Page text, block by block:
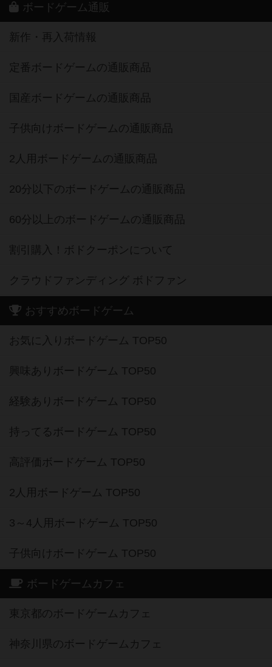
ボードゲーム通販
新作・再入荷情報
定番ボードゲームの通販商品
国産ボードゲームの通販商品
子供向けボードゲームの通販商品
2人用ボードゲームの通販商品
20分以下のボードゲームの通販商品
60分以上のボードゲームの通販商品
割引購入！ボドクーポンについて
クラウドファンディング ボドファン
おすすめボードゲーム
お気に入りボードゲーム TOP50
興味ありボードゲーム TOP50
経験ありボードゲーム TOP50
持ってるボードゲーム TOP50
高評価ボードゲーム TOP50
2人用ボードゲーム TOP50
3～4人用ボードゲーム TOP50
子供向けボードゲーム TOP50
ボードゲームカフェ
東京都のボードゲームカフェ
神奈川県のボードゲームカフェ